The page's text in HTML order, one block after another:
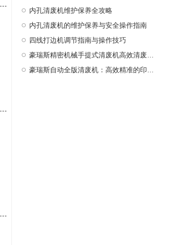
内孔清废机维护保养全攻略
内孔清废机的维护保养与安全操作指南
四线打边机调节指南与操作技巧